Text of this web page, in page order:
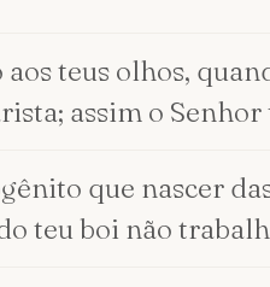
aos teus olhos,
assim o
que nascer
teu boi não